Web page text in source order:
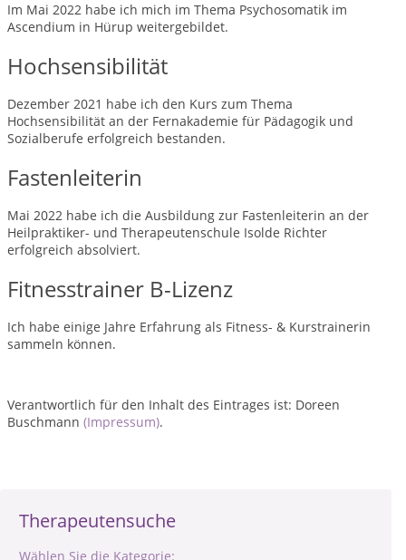
Therapeutensuche
Wählen Sie die Kategorie:
Im Mai 2022 habe ich mich im Thema Psychosomatik im
Ascendium in Hürup weitergebildet.
Hochsensibilität
Dezember 2021 habe ich den Kurs zum Thema
Hochsensibilität an der Fernakademie für Pädagogik und
Sozialberufe erfolgreich bestanden.
Fastenleiterin
Mai 2022 habe ich die Ausbildung zur Fastenleiterin an der
Heilpraktiker- und Therapeutenschule Isolde Richter
erfolgreich absolviert.
Fitnesstrainer B-Lizenz
Ich habe einige Jahre Erfahrung als Fitness- & Kurstrainerin
sammeln können.
Verantwortlich für den Inhalt des Eintrages ist: Doreen
Buschmann (Impressum).